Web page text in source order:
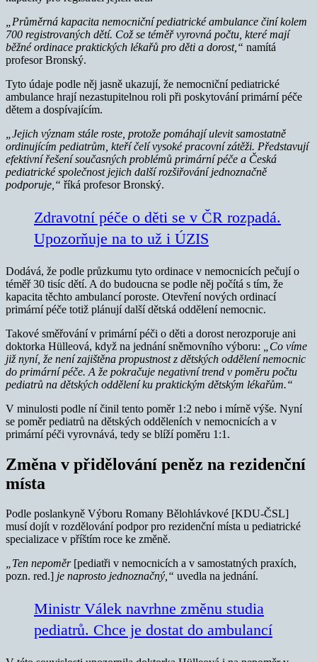
„Průměrná kapacita nemocniční pediatrické ambulance činí kolem
700 registrovaných dětí. Což se téměř vyrovná počtu, které mají
běžné ordinace praktických lékařů pro děti a dorost,“ namítá
profesor Bronský.
Tyto údaje podle něj jasně ukazují, že nemocniční pediatrické
ambulance hrají nezastupitelnou roli při poskytování primární péče
dětem a dospívajícím.
„Jejich význam stále roste, protože pomáhají ulevit samostatně
ordinujícím pediatrům, kteří čelí vysoké pracovní zátěži. Představují
efektivní řešení současných problémů primární péče a Česká
pediatrické společnost jejich další rozšiřování jednoznačně
podporuje,“ říká profesor Bronský.
Zdravotní péče o děti se v ČR rozpadá.
Upozorňuje na to už i ÚZIS
Dodává, že podle průzkumu tyto ordinace v nemocnicích pečují o
téměř 30 tisíc dětí. A do budoucna se podle něj počítá s tím, že
kapacita těchto ambulancí poroste. Otevření nových ordinací
primární péče totiž plánují další dětská oddělení nemocnic.
Takové směřování v primární péči o děti a dorost nerozporuje ani
doktorka Hülleová, když na jednání sněmovního výboru: „Co víme
již nyní, že není zajištěna propustnost z dětských oddělení nemocnic
do primární péče. A že pokračuje negativní trend v poměru počtu
pediatrů na dětských oddělení ku praktickým dětským lékařům.“
V minulosti podle ní činil tento poměr 1:2 nebo i mírně výše. Nyní
se poměr pediatrů na dětských odděleních v nemocnicích a v
primární péči vyrovnává, tedy se blíží poměru 1:1.
Změna v přidělování peněz na rezidenční
místa
Podle poslankyně Výboru Romany Bělohlávkové [KDU-ČSL]
musí dojít v rozdělování podpor pro rezidenční místa u pediatrické
specializace v příštím roce ke změně.
„Ten nepoměr [pediatři v nemocnicích a v samostatných praxích,
pozn. red.] je naprosto jednoznačný,“ uvedla na jednání.
Ministr Válek navrhne změnu studia
pediatrů. Chce je dostat do ambulancí